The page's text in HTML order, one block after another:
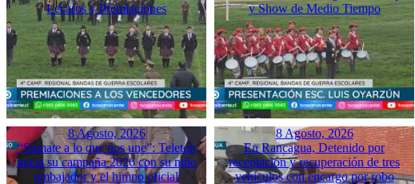
Lecaros y Premiaciones
y Show de Medio Tiempo
8 Agosto, 2026
“Súmate a lo que nos une”: Teletón
inicia su campaña 2026 con su niño
embajador y el himno oficial
8 Agosto, 2026
En Rancagua, Detenido por
receptación y recuperación de tres
vehículos con encargo por robo